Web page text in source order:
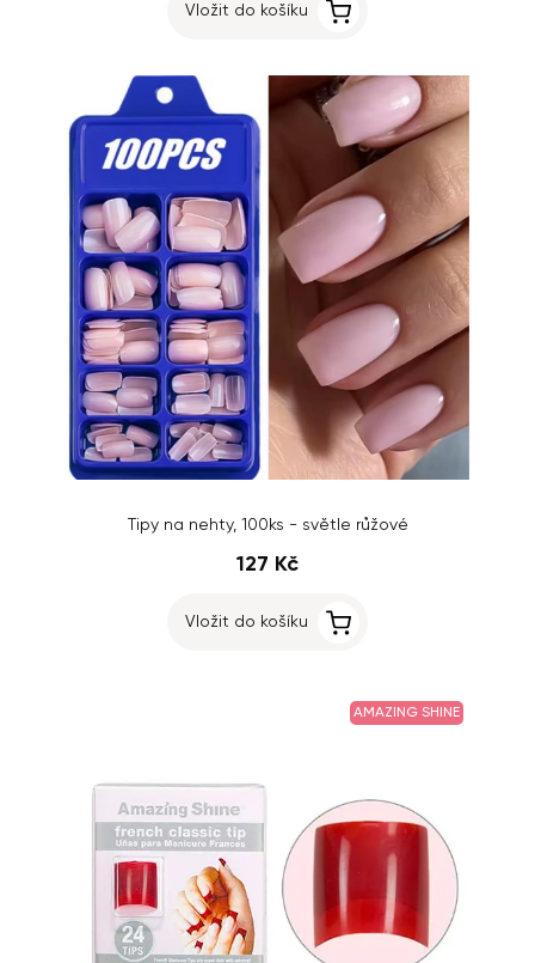
Vložit do košíku
Tipy na nehty, 100ks - světle růžové
127 Kč
Vložit do košíku
AMAZING SHINE